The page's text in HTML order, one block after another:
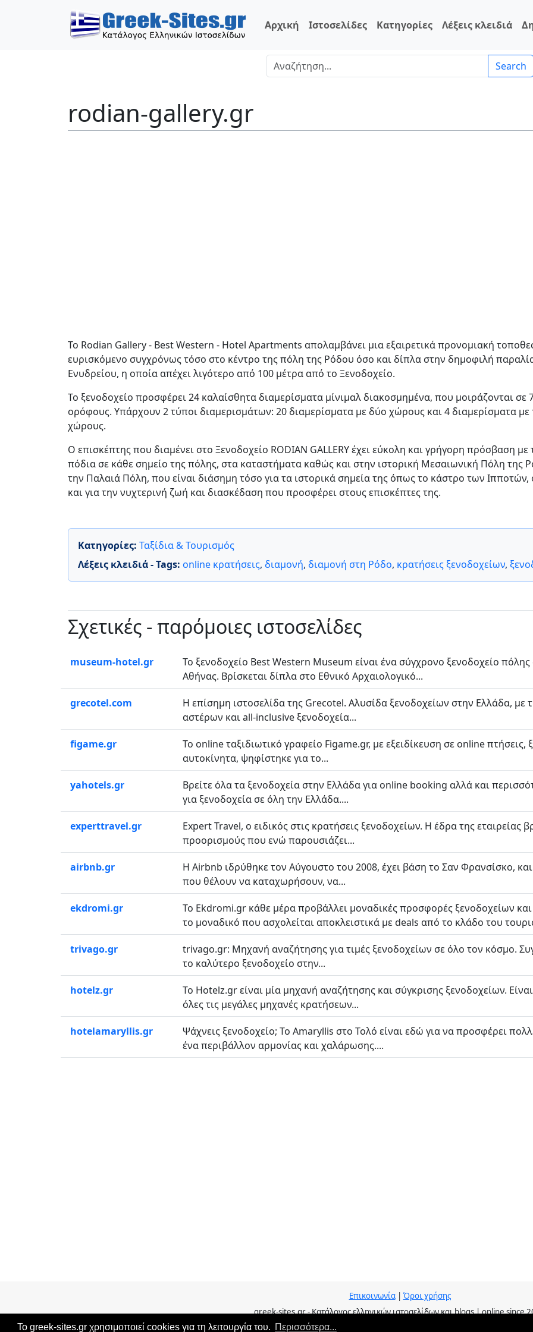
Το greek-sites.gr χρησιμοποιεί cookies για τη λειτουργία του. Περισσότερα...
Αρχική Ιστοσελίδες Κατηγορίες Λέξεις κλειδιά
Search
rodian-gallery.gr
To Rodian Gallery - Best Western - Hotel Apartments απολαμβάνει μια εξαιρετικά προνομιακή
ευρισκόμενο συγχρόνως τόσο στο κέντρο της πόλη της Ρόδου όσο και δίπλα στην δημοφιλή
Ενυδρείου, η οποία απέχει λιγότερο από 100 μέτρα από το Ξενοδοχείο.
Το ξενοδοχείο προσφέρει 24 καλαίσθητα διαμερίσματα μίνιμαλ διακοσμημένα, που μοιράζονται σε
ορόφους. Υπάρχουν 2 τύποι διαμερισμάτων: 20 διαμερίσματα με δύο χώρους και 4 διαμερίσματα με
χώρους.
Ο επισκέπτης που διαμένει στο Ξενοδοχείο RODIAN GALLERY έχει εύκολη και γρήγορη πρόσβαση με
πόδια σε κάθε σημείο της πόλης, στα καταστήματα καθώς και στην ιστορική Μεσαιωνική Πόλη της
την Παλαιά Πόλη, που είναι διάσημη τόσο για τα ιστορικά σημεία της όπως το κάστρο των Ιπποτών,
και για την νυχτερινή ζωή και διασκέδαση που προσφέρει στους επισκέπτες της.
Κατηγορίες: Ταξίδια & Τουρισμός
Λέξεις κλειδιά - Tags: online κρατήσεις, διαμονή, διαμονή στη Ρόδο, κρατήσεις ξενοδοχείων,
Σχετικές - παρόμοιες ιστοσελίδες
museum-hotel.gr
Το ξενοδοχείο Best Western Museum είναι ένα σύγχρονο ξενοδοχείο
Αθήνας. Βρίσκεται δίπλα στο Εθνικό Αρχαιολογικό...
grecotel.com
Η επίσημη ιστοσελίδα της Grecotel. Αλυσίδα ξενοδοχείων στην Ελλάδα, με
αστέρων και all-inclusive ξενοδοχεία...
figame.gr
Το οnline ταξιδιωτικό γραφείο Figame.gr, με εξειδίκευση σε online πτήσεις,
αυτοκίνητα, ψηφίστηκε για το...
yahotels.gr
Βρείτε όλα τα ξενοδοχεία στην Ελλάδα για online booking αλλά και
για ξενοδοχεία σε όλη την Ελλάδα....
experttravel.gr
Expert Travel, ο ειδικός στις κρατήσεις ξενοδοχείων. Η έδρα της εταιρείας
προορισμούς που ενώ παρουσιάζει...
airbnb.gr
Η Airbnb ιδρύθηκε τον Αύγουστο του 2008, έχει βάση το Σαν Φρανσίσκο,
που θέλουν να καταχωρήσουν, να...
ekdromi.gr
Το Ekdromi.gr κάθε μέρα προβάλλει μοναδικές προσφορές ξενοδοχείων και
το μοναδικό που ασχολείται αποκλειστικά με deals από το κλάδο του
trivago.gr
trivago.gr: Μηχανή αναζήτησης για τιμές ξενοδοχείων σε όλο τον κόσμο.
το καλύτερο ξενοδοχείο στην...
hotelz.gr
Το Hotelz.gr είναι μία μηχανή αναζήτησης και σύγκρισης ξενοδοχείων.
όλες τις μεγάλες μηχανές κρατήσεων...
hotelamaryllis.gr
Ψάχνεις ξενοδοχείο; Το Amaryllis στο Τολό είναι εδώ για να προσφέρει
ένα περιβάλλον αρμονίας και χαλάρωσης....
Επικοινωνία| Όροι χρήσης
greek-sites.gr - Κατάλογος ελληνικών ιστοσελίδων και blogs | online since